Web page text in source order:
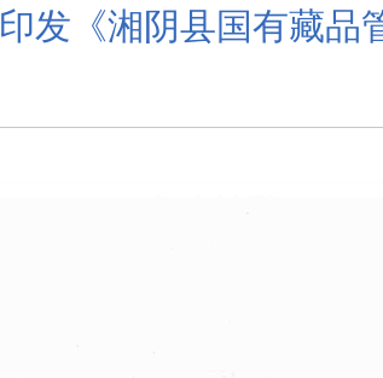
发《湘阴县国有藏品